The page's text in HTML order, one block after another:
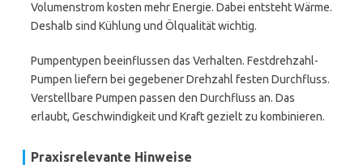
Volumenstrom kosten mehr Energie. Dabei entsteht Wärme.
Deshalb sind Kühlung und Ölqualität wichtig.
Pumpentypen beeinflussen das Verhalten. Festdrehzahl-
Pumpen liefern bei gegebener Drehzahl festen Durchfluss.
Verstellbare Pumpen passen den Durchfluss an. Das
erlaubt, Geschwindigkeit und Kraft gezielt zu kombinieren.
Praxisrelevante Hinweise